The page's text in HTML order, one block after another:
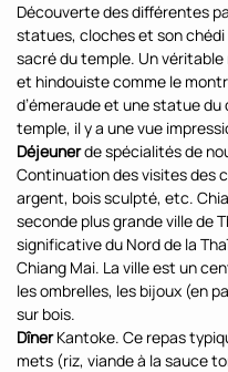
Découverte des différentes
statues, cloches et son chédi
sacré du temple. Un
et hindouiste comme le
d’émeraude et une statue du
temple, il y a une vue
Déjeunerde spécialités de
Continuation des visites des
argent, bois sculpté, etc.
seconde plus grande ville de
significative du Nord de la
Chiang Mai. La ville est un
les ombrelles, les bijoux (en
sur bois.
DînerKantoke. Ce repas
mets (riz, viande à la sauce